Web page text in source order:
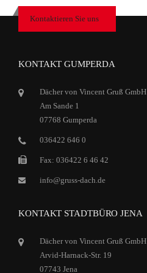
Kontaktieren Sie uns
KONTAKT GUMPERDA
Dächer von Vincent Gruß GmbH
Am Sande 1
07768 Gumperda
036422 646 0
Fax: 036422 6 46 42
info@gruss-dach.de
KONTAKT STADTBÜRO JENA
Dächer von Vincent Gruß GmbH
Arvid-Harnack-Str. 19
07743 Jena